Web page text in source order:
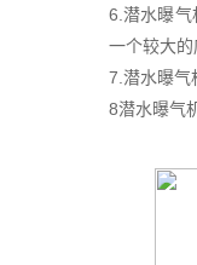
6.潜水曝气
一个较大
7.潜水曝气
8潜水曝气